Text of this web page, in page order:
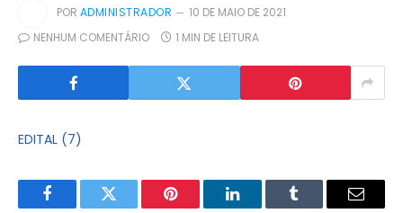
POR ADMINISTRADOR
10 DE MAIO DE 2021
NENHUM COMENTÁRIO
1 MIN DE LEITURA
EDITAL (7)
FacebookTwitter Pinterest LinkedInTumblr E-